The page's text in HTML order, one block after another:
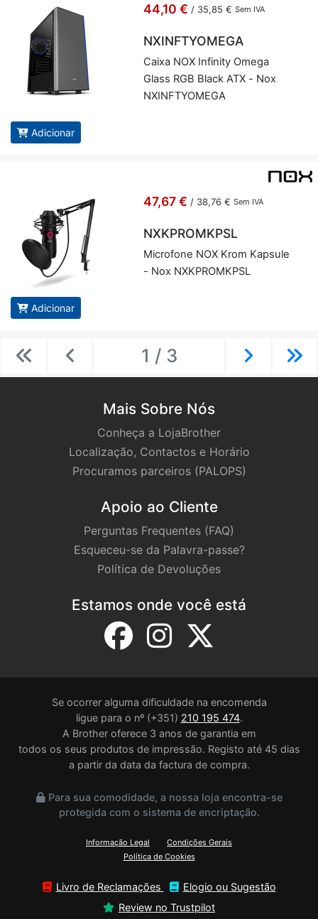
44,10 € / 35,85 € Sem IVA
NXINFTYOMEGA
Caixa NOX In­fi­nity Omega
Glass RGB Black ATX - Nox
NXINFTYO­MEGA
Adicionar
47,67 € / 38,76 € Sem IVA
NXKPROMKPSL
Mi­cro­fone NOX Krom Kap­sule
- Nox NXK­PROMKPSL
Adicionar
PreviousPrevious 1 / 3 Next
Mais Sobre Nós
Conheça a LojaBrother
Localização, Contactos e Horário
Procuramos parceiros (PALOPS)
Apoio ao Cliente
Perguntas Frequentes (FAQ)
Esqueceu-se da Palavra-passe?
Política de Devoluções
Estamos onde você está
Se ocorrer alguma dificuldade na encomenda
ligue para o nº (+351) 210 195 474.
A Brother oferece 3 anos de garantia em
todos os seus produtos de impressão. Registo até 45 dias
a partir da data da factura de compra.
Para sua comodidade, a nossa loja encontra-se
protegida com o sistema de encriptação.
Informação Legal
Condições Gerais
Política de Cookies
Livro de Reclamações
Elogio ou Sugestão
Review no Trustpilot